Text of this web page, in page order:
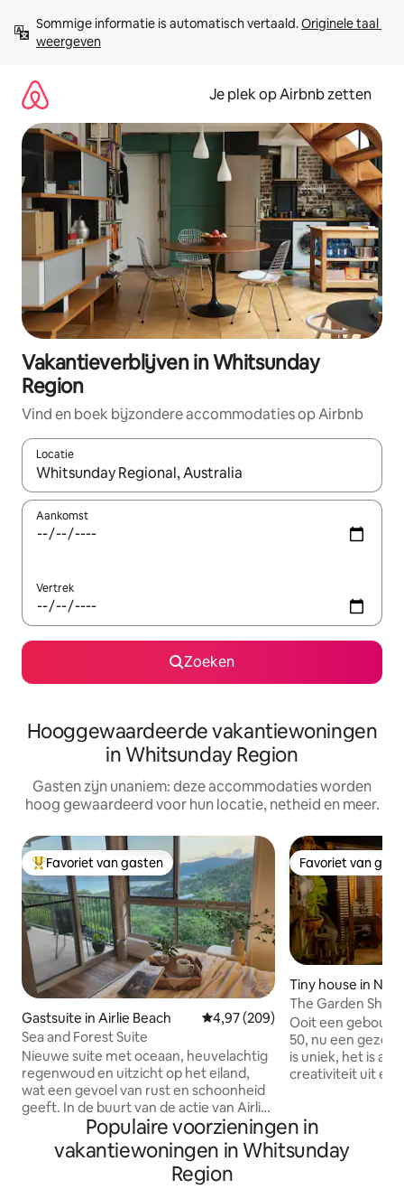
direct
naar
Sommige informatie is automatisch vertaald. Originele taal
weergeven
Je plek op Airbnb zetten
Vakantieverblijven in Whitsunday
Region
Vind en boek bijzondere accommodaties op Airbnb
Locatie
Wanneer er resultaten beschikbaar zijn, maak je een keuze
Aankomst
Vertrek
Zoeken
Hooggewaardeerde vakantiewoningen
in Whitsunday Region
Gasten zijn unaniem: deze accommodaties worden
hoog gewaardeerd voor hun locatie, netheid en meer.
Topfavoriet van gasten
Favoriet van gasten
Gastsuite in Airlie Beach Gemiddelde beoordeling van
4,97 (209)
Sea and Forest Suite
Nieuwe suite met oceaan, heuvelachtig
regenwoud en uitzicht op het eiland,
wat een gevoel van rust en schoonheid
geeft. In de buurt van de actie van Airlie
's restaurants en winkels, maar toch
weggestopt genoeg om een zeer
ontspannende ervaring te zijn Eigen
ingang, balkon, tuinlanding, badkamer
Favoriet van
Favoriet van
Tiny house in
The Garden Shed
Ooit een
50, nu een
is uniek, het is
creativiteit uit en
queensize bed, een smart-tv, een
minikoelkast,
Populaire voorzieningen in
vakantiewoningen in Whitsunday
Region